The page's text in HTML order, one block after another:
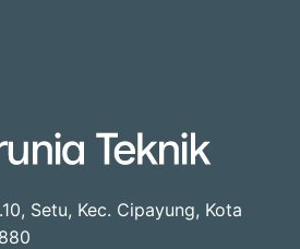
Setu, Kec. Cipayung, Kota